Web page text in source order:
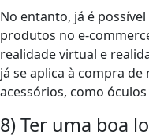
No entanto, já é possível
produtos no e-
realidade virtual e
já se aplica à compra
acessórios, como
8) Ter uma boa